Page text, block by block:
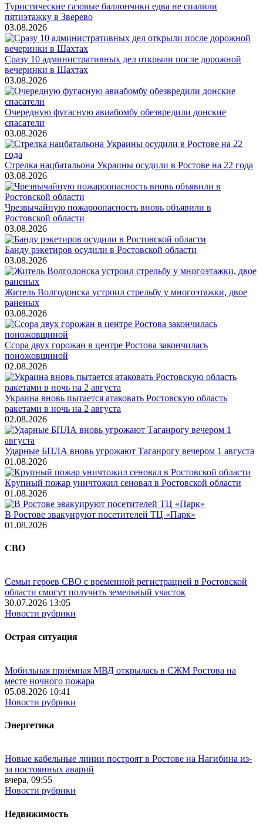
Туристические газовые баллончики едва не спалили
пятиэтажку в Зверево
03.08.2026
Сразу 10 административных дел открыли после дорожной
вечеринки в Шахтах
03.08.2026
Очередную фугасную авиабомбу обезвредили донские
спасатели
03.08.2026
Стрелка нацбатальона Украины осудили в Ростове на 22 года
03.08.2026
Чрезвычайную пожароопасность вновь объявили в
Ростовской области
03.08.2026
Банду рэкетиров осудили в Ростовской области
03.08.2026
Житель Волгодонска устроил стрельбу у многоэтажки, двое
раненых
03.08.2026
Ссора двух горожан в центре Ростова закончилась
поножовщиной
02.08.2026
Украина вновь пытается атаковать Ростовскую область
ракетами в ночь на 2 августа
02.08.2026
Ударные БПЛА вновь угрожают Таганрогу вечером 1 августа
01.08.2026
Крупный пожар уничтожил сеновал в Ростовской области
01.08.2026
В Ростове эвакуируют посетителей ТЦ «Парк»
01.08.2026
СВО
Семьи героев СВО с временной регистрацией в Ростовской
области смогут получить земельный участок
30.07.2026 13:05
Новости рубрики
Острая ситуация
Мобильная приёмная МВД открылась в СЖМ Ростова на
месте ночного пожара
05.08.2026 10:41
Новости рубрики
Энергетика
Новые кабельные линии построят в Ростове на Нагибина из-
за постоянных аварий
вчера, 09:55
Новости рубрики
Недвижимость